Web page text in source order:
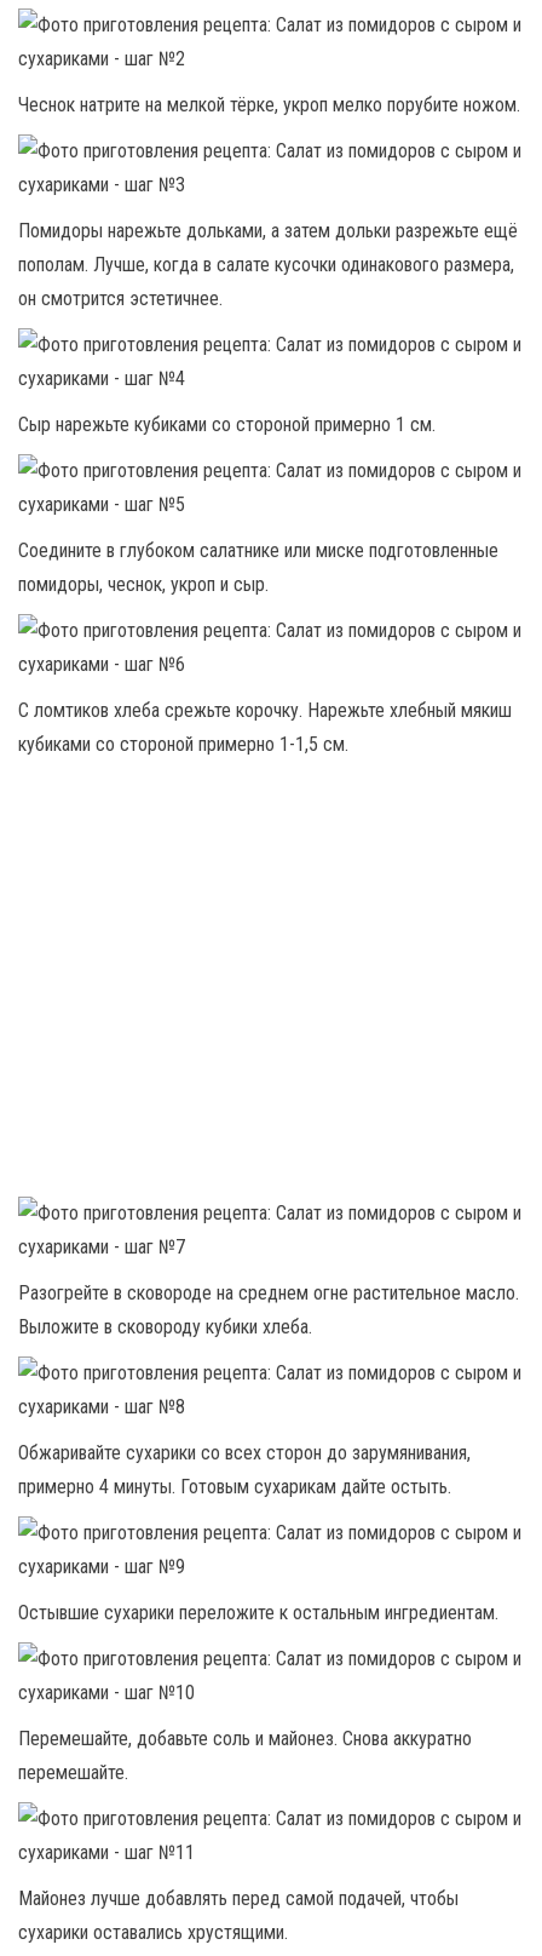
Чеснок натрите на мелкой тёрке, укроп мелко порубите ножом.
Помидоры нарежьте дольками, а затем дольки разрежьте ещё
пополам. Лучше, когда в салате кусочки одинакового размера,
он смотрится эстетичнее.
Сыр нарежьте кубиками со стороной примерно 1 см.
Соедините в глубоком салатнике или миске подготовленные
помидоры, чеснок, укроп и сыр.
С ломтиков хлеба срежьте корочку. Нарежьте хлебный мякиш
кубиками со стороной примерно 1-1,5 см.
Разогрейте в сковороде на среднем огне растительное масло.
Выложите в сковороду кубики хлеба.
Обжаривайте сухарики со всех сторон до зарумянивания,
примерно 4 минуты. Готовым сухарикам дайте остыть.
Остывшие сухарики переложите к остальным ингредиентам.
Перемешайте, добавьте соль и майонез. Снова аккуратно
перемешайте.
Майонез лучше добавлять перед самой подачей, чтобы
сухарики оставались хрустящими.